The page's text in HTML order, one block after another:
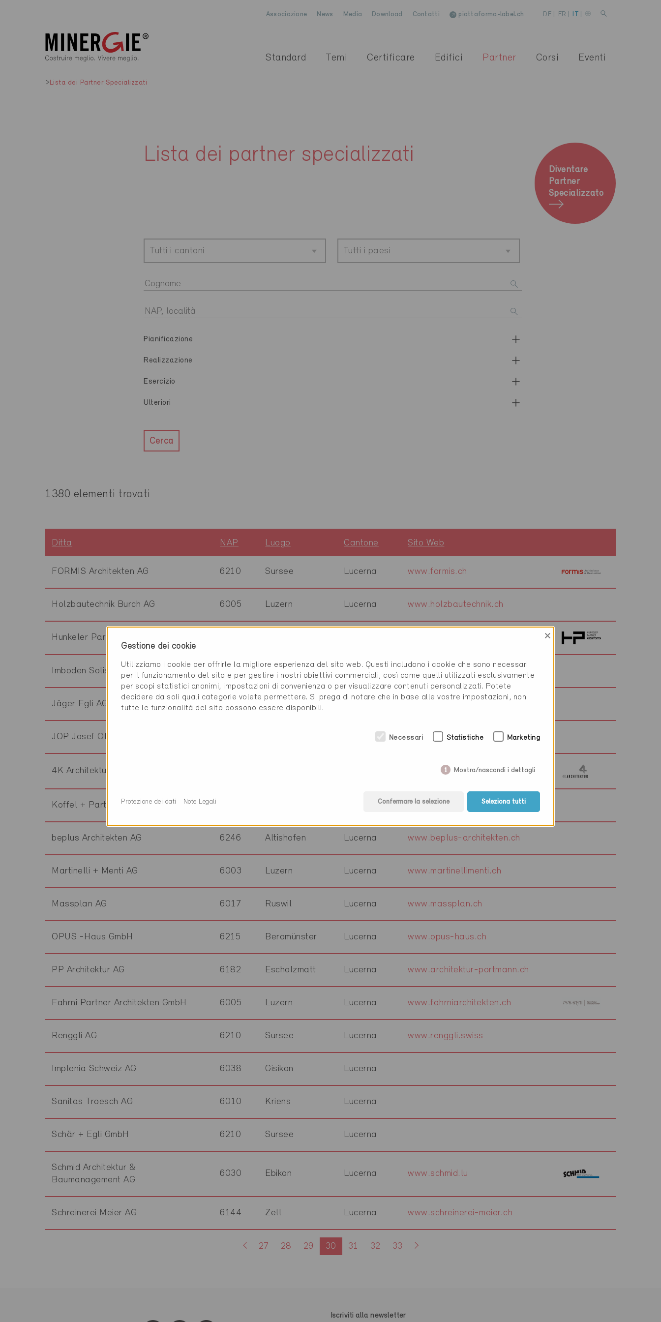
Associazione News Media Download Contatti piattaforma-label.ch DE FR IT
Standard Temi Certificare Edifici Partner Corsi Eventi
Lista dei Partner Specializzati
Lista dei partner specializzati
Diventare
Partner
Specializzato
Tutti i cantoni Tutti i paesi
Pianificazione
Realizzazione
Esercizio
Ulteriori
Cerca
1380 elementi trovati
Ditta NAP Luogo Cantone Sito Web
FORMIS Architekten AG 6210 Sursee Lucerna www.formis.ch
Holzbautechnik Burch AG 6005 Luzern Lucerna www.holzbautechnik.ch
Hunkeler Partner Architekten AG
Imboden Solista AG Horw Lucerna www.ihts.ch
Jäger Egli AG 6020 Emmenbrücke www.jaegeregli.ch
JOP Josef Ottiger + Partner AG www.jop.ch
4K Architektur AG
Koffel + Partner AG www.koffel-baupartner.ch
beplus Architekten AG 6246 Altishofen Lucerna www.beplus-architekten.ch
Martinelli + Menti AG 6003 Luzern Lucerna www.martinellimenti.ch
Massplan AG 6017 Ruswil Lucerna www.massplan.ch
OPUS -Haus GmbH 6215 Beromünster Lucerna www.opus-haus.ch
PP Architektur AG 6182 Escholzmatt Lucerna www.architektur-portmann.ch
Fahrni Partner Architekten GmbH 6005 Luzern Lucerna www.fahrniarchitekten.ch
Renggli AG 6210 Sursee Lucerna www.renggli.swiss
Implenia Schweiz AG 6038 Gisikon Lucerna
Sanitas Troesch AG 6010 Kriens Lucerna
Schär + Egli GmbH 6210 Sursee Lucerna
Schmid Architektur &
Baumanagement AG
6030 Ebikon Lucerna www.schmid.lu
Schreinerei Meier AG 6144 Zell Lucerna www.schreinerei-meier.ch
27 28 29 30 31 32 33
Iscriviti alla newsletter
Gestione dei cookie
×
Utilizziamo i cookie per offrirle la migliore esperienza del sito web. Questi includono i cookie che sono necessari
per il funzionamento del sito e per gestire i nostri obiettivi commerciali, così come quelli utilizzati esclusivamente
per scopi statistici anonimi, impostazioni di convenienza o per visualizzare contenuti personalizzati. Potete
decidere da soli quali categorie volete permettere. Si prega di notare che in base alle vostre impostazioni, non
tutte le funzionalità del sito possono essere disponibili.
Necessari Statistiche Marketing
Mostra/nascondi i dettagli
Confermare la selezione Seleziona tutti
Protezione dei dati Note Legali